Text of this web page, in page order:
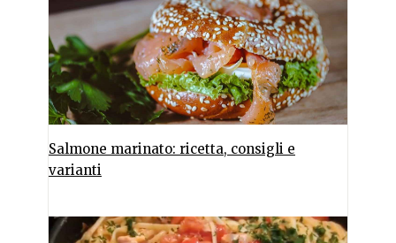
Salmone marinato: ricetta, consigli e
varianti